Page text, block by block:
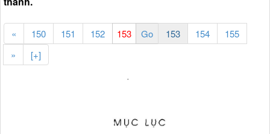
« 150 151 152 153 154
155
»
[+]